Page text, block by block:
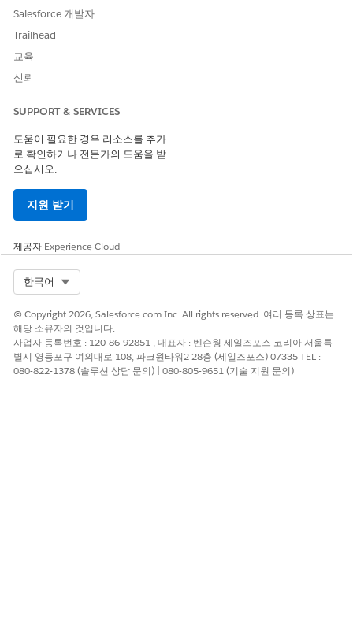
잠재 고객을 생성할 잠재 고객 에이전트를 선택합니다.
할 최대 잠재 고객 수를 입력합니다.
생성을 클릭합니다.
프로세스가 완료되면 생성된 잠재 고객 수에 대한 알림이 전송
됩니다.
Salesforce 개발자
Trailhead
교육
신뢰
SUPPORT & SERVICES
도움이 필요한 경우 리소스를 추가
로 확인하거나 전문가의 도움을 받
으십시오.
지원 받기
제공자 Experience Cloud
한국어
© Copyright 2026, Salesforce.com Inc. All rights reserved. 여러 등록 상표는
해당 소유자의 것입니다.
사업자 등록번호 : 120-86-92851 , 대표자 : 벤슨웡 세일즈포스 코리아 서울특
별시 영등포구 여의대로 108, 파크원타워2 28층 (세일즈포스) 07335 TEL :
080-822-1378 (솔루션 상담 문의) | 080-805-9651 (기술 지원 문의)